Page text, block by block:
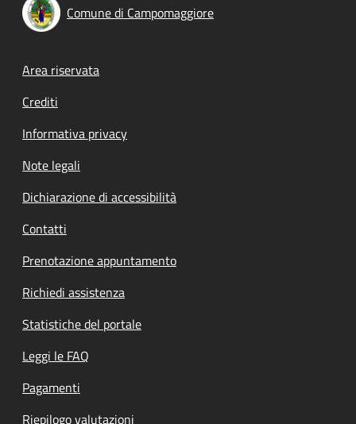
Comune di Campomaggiore
Footer menu
Area riservata
Crediti
Informativa privacy
Note legali
Dichiarazione di accessibilità
Contatti
Prenotazione appuntamento
Richiedi assistenza
Statistiche del portale
Leggi le FAQ
Pagamenti
Riepilogo valutazioni